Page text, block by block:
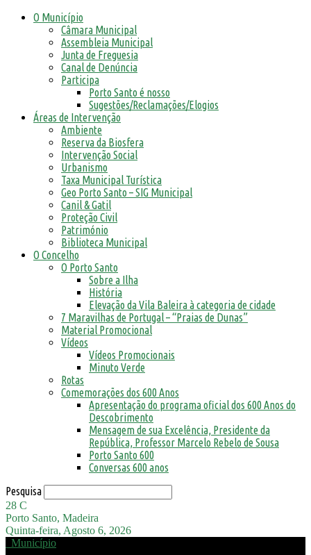
O Município
Câmara Municipal
Assembleia Municipal
Junta de Freguesia
Canal de Denúncia
Participa
Porto Santo é nosso
Sugestões/Reclamações/Elogios
Áreas de Intervenção
Ambiente
Reserva da Biosfera
Intervenção Social
Urbanismo
Taxa Municipal Turística
Geo Porto Santo – SIG Municipal
Canil & Gatil
Proteção Civil
Património
Biblioteca Municipal
O Concelho
O Porto Santo
Sobre a Ilha
História
Elevação da Vila Baleira à categoria de cidade
7 Maravilhas de Portugal – “Praias de Dunas”
Material Promocional
Vídeos
Vídeos Promocionais
Minuto Verde
Rotas
Comemorações dos 600 Anos
Apresentação do programa oficial dos 600 Anos do
Descobrimento
Mensagem de sua Excelência, Presidente da
República, Professor Marcelo Rebelo de Sousa
Porto Santo 600
Conversas 600 anos
Pesquisa
28 C
Porto Santo, Madeira
Quinta-feira, Agosto 6, 2026
Município